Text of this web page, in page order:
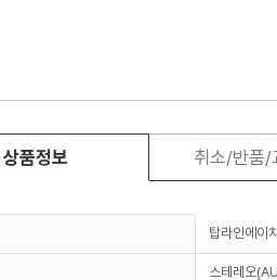
상품정보 취소/반품/
탑라인에이
스테레오